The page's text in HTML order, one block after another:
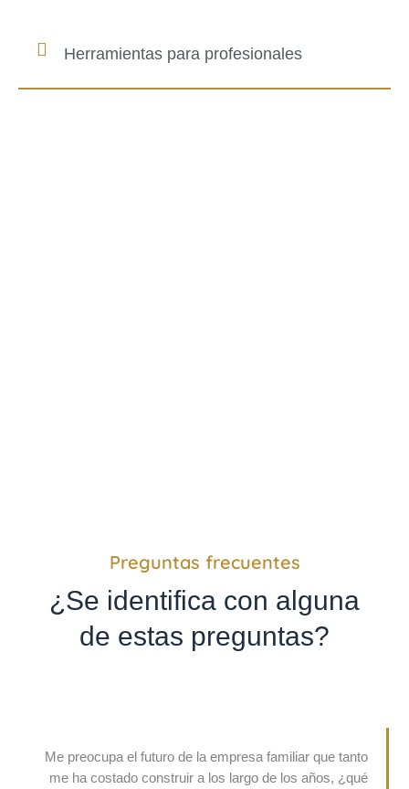
Herramientas para profesionales
Preguntas frecuentes
¿Se identifica con alguna
de estas preguntas?
Me preocupa el futuro de la empresa familiar que tanto
me ha costado construir a los largo de los años, ¿qué